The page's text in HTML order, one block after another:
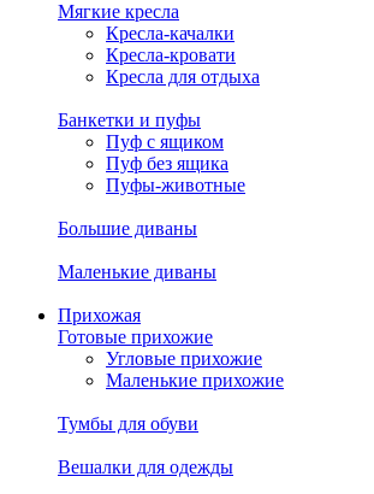
Мягкие кресла
Кресла-качалки
Кресла-кровати
Кресла для отдыха
Банкетки и пуфы
Пуф с ящиком
Пуф без ящика
Пуфы-животные
Большие диваны
Маленькие диваны
Прихожая
Готовые прихожие
Угловые прихожие
Маленькие прихожие
Тумбы для обуви
Вешалки для одежды